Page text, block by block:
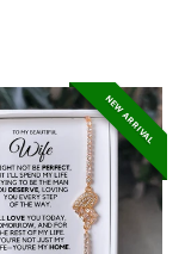
NEW ARRIVAL